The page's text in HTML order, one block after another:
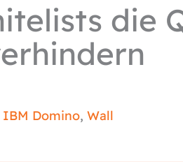
die
IBM Domino, Wall